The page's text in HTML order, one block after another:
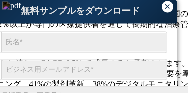
×
無料サンプルをダウンロード
引き続き地域の需要をリードしています。米国
以上が専門の医療提供者を通じて長期的な治療
に達し、CAGR 6.5% で成長すると予想されます。
治療利用、39% の栄養サポートが市場の需要を
グ、41%の製剤革新、38%のデジタルモニタリ